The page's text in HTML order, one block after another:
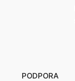
PODPORA